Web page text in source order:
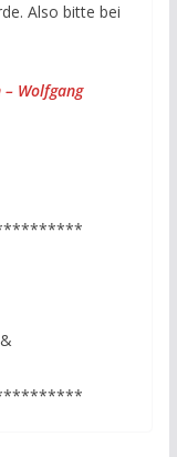
Also bitte bei
Wolfgang
&